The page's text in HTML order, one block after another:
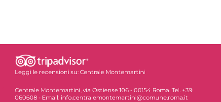
Leggi le recensioni su: Centrale Montemartini
Centrale Montemartini, via Ostiense 106 - 00154 Roma. Tel. +39
060608 - Email: info.centralemontemartini@comune.roma.it